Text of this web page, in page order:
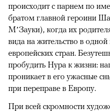
происходит с парнем по
братом главной героини
М’Зауки), когда их
вида на жительство в
европейских стран.
пробудить Нура к жизни:
проникает в его ужасные
при переправе в Европу.
При всей скромности